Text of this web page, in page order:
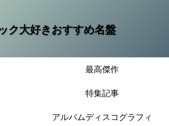
ク大好きおすすめ名盤
最高傑作
特集記事
アルバムディスコグラフィ